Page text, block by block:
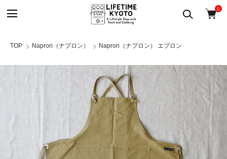
0
TOP Napron（ナプロン） Napron（ナプロン） エプロン